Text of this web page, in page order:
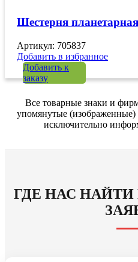
Шестерня планетарная
Артикул: 705837
Добавить в избранное
Добавить к
заказу
Все товарные знаки и
упомянутые (изображенные)
исключительно
ГДЕ НАС